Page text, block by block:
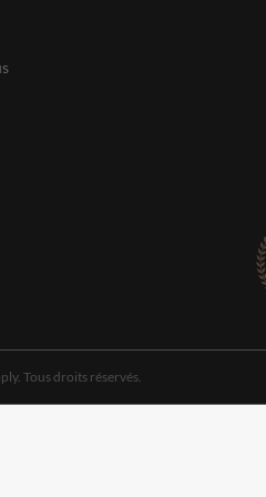
Tous droits réservés.